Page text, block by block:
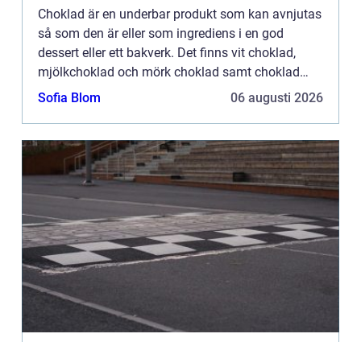
Choklad är en underbar produkt som kan avnjutas
så som den är eller som ingrediens i en god
dessert eller ett bakverk. Det finns vit choklad,
mjölkchoklad och mörk choklad samt choklad
med massa olika smaker. Den smaksatta
Sofia Blom 06 augusti 2026